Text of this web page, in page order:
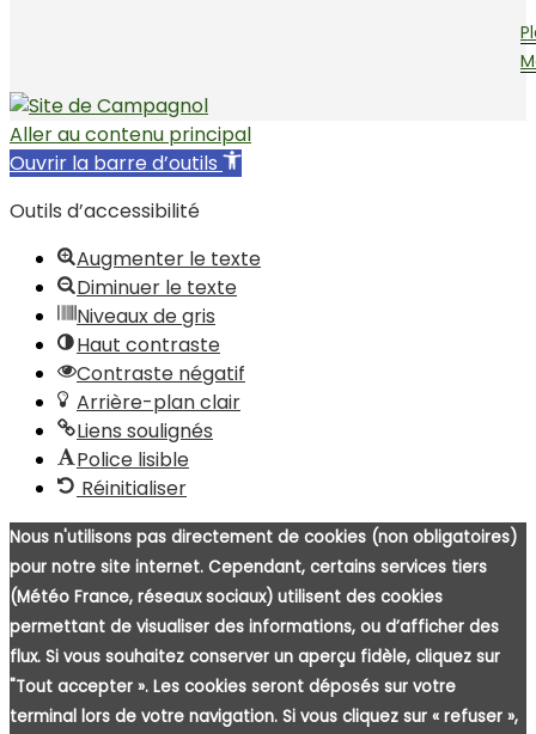
Aller au contenu principal
Ouvrir la barre d’outils
Outils d’accessibilité
Augmenter le texte
Diminuer le texte
Niveaux de gris
Haut contraste
Contraste négatif
Arrière-plan clair
Liens soulignés
Police lisible
Réinitialiser
Nous n'utilisons pas directement de cookies (non obligatoires)
pour notre site internet. Cependant, certains services tiers
(Météo France, réseaux sociaux) utilisent des cookies
permettant de visualiser des informations, ou d’afficher des
flux. Si vous souhaitez conserver un aperçu fidèle, cliquez sur
"Tout accepter ». Les cookies seront déposés sur votre
terminal lors de votre navigation. Si vous cliquez sur « refuser »,